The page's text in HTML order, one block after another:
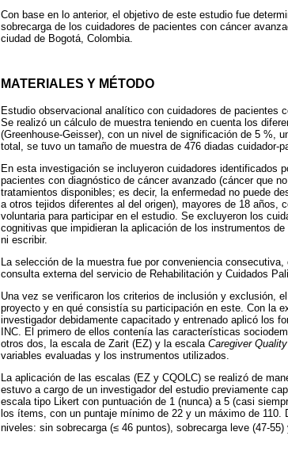
Con base en lo anterior, el objetivo de este estudio fue
sobrecarga de los cuidadores de pacientes con cáncer
ciudad de Bogotá, Colombia.
MATERIALES Y MÉTODO
Estudio observacional analítico con cuidadores de pacientes
Se realizó un cálculo de muestra teniendo en cuenta los
(Greenhouse-Geisser), con un nivel de significación de 5 %,
total, se tuvo un tamaño de muestra de 476 diadas
En esta investigación se incluyeron cuidadores identificados
pacientes con diagnóstico de cáncer avanzado (cáncer que
tratamientos disponibles; es decir, la enfermedad no puede
a otros tejidos diferentes al del origen), mayores de 18 años,
voluntaria para participar en el estudio. Se excluyeron los
cognitivas que impidieran la aplicación de los instrumentos
ni escribir.
La selección de la muestra fue por conveniencia
consulta externa del servicio de Rehabilitación y Cuidados
Una vez se verificaron los criterios de inclusión y exclusión,
proyecto y en qué consistía su participación en este. Con la
investigador debidamente capacitado y entrenado aplicó los
INC. El primero de ellos contenía las características
otros dos, la escala de Zarit (EZ) y la escala Caregiver
variables evaluadas y los instrumentos utilizados.
La aplicación de las escalas (EZ y CQOLC) se realizó de
estuvo a cargo de un investigador del estudio previamente
escala tipo Likert con puntuación de 1 (nunca) a 5 (casi
los ítems, con un puntaje mínimo de 22 y un máximo de
niveles: sin sobrecarga (≤ 46 puntos), sobrecarga leve (47-